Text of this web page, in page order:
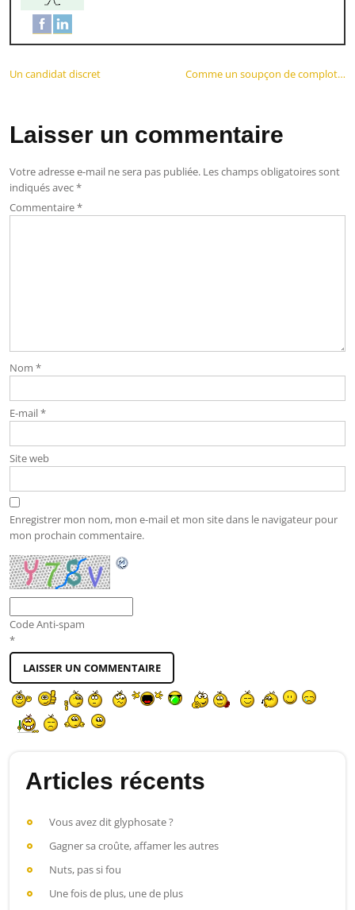
Un candidat discret Comme un soupçon de complot…
Laisser un commentaire
Votre adresse e-mail ne sera pas publiée. Les champs obligatoires sont
indiqués avec*
Commentaire*
Nom *
E-mail*
Site web
Enregistrer mon nom, mon e-mail et mon site dans le navigateur pour
mon prochain commentaire.
Code Anti-spam
*
Articles récents
Vous avez dit glyphosate ?
Gagner sa croûte, affamer les autres
Nuts, pas si fou
Une fois de plus, une de plus